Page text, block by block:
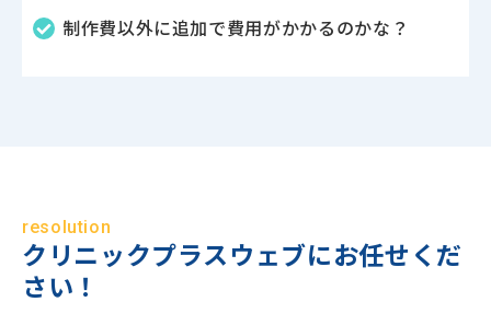
制作費以外に追加で費用がかかるのかな？
resolution
クリニックプラスウェブにお任せくだ
さい！